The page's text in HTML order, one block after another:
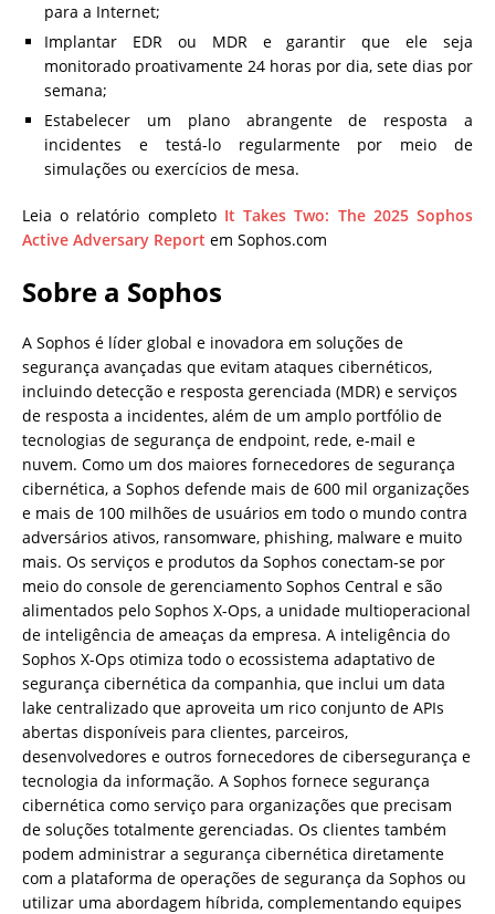
para a Internet;
Implantar EDR ou MDR e garantir que ele seja
monitorado proativamente 24 horas por dia, sete dias por
semana;
Estabelecer um plano abrangente de resposta a
incidentes e testá-lo regularmente por meio de
simulações ou exercícios de mesa.
Leia o relatório completo It Takes Two: The 2025 Sophos
Active Adversary Report em Sophos.com
Sobre a Sophos
A Sophos é líder global e inovadora em soluções de
segurança avançadas que evitam ataques cibernéticos,
incluindo detecção e resposta gerenciada (MDR) e serviços
de resposta a incidentes, além de um amplo portfólio de
tecnologias de segurança de endpoint, rede, e-mail e
nuvem. Como um dos maiores fornecedores de segurança
cibernética, a Sophos defende mais de 600 mil organizações
e mais de 100 milhões de usuários em todo o mundo contra
adversários ativos, ransomware, phishing, malware e muito
mais. Os serviços e produtos da Sophos conectam-se por
meio do console de gerenciamento Sophos Central e são
alimentados pelo Sophos X-Ops, a unidade multioperacional
de inteligência de ameaças da empresa. A inteligência do
Sophos X-Ops otimiza todo o ecossistema adaptativo de
segurança cibernética da companhia, que inclui um data
lake centralizado que aproveita um rico conjunto de APIs
abertas disponíveis para clientes, parceiros,
desenvolvedores e outros fornecedores de cibersegurança e
tecnologia da informação. A Sophos fornece segurança
cibernética como serviço para organizações que precisam
de soluções totalmente gerenciadas. Os clientes também
podem administrar a segurança cibernética diretamente
com a plataforma de operações de segurança da Sophos ou
utilizar uma abordagem híbrida, complementando equipes